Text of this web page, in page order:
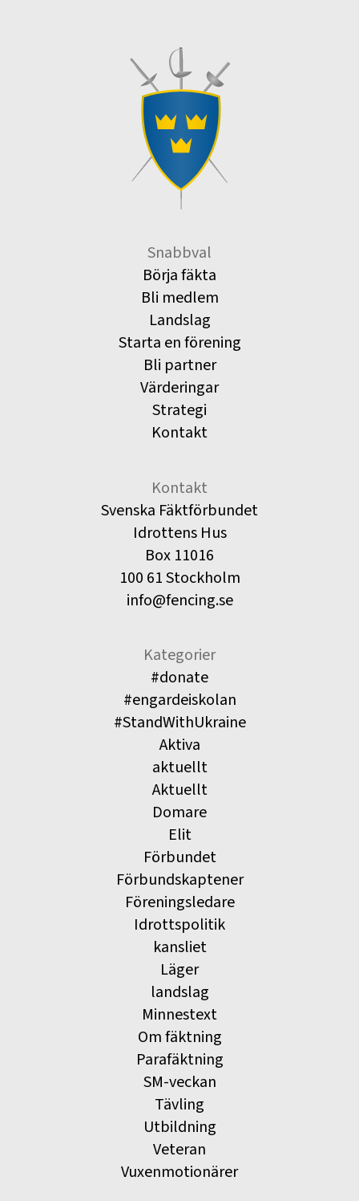
Snabbval
Börja fäkta
Bli medlem
Landslag
Starta en förening
Bli partner
Värderingar
Strategi
Kontakt
Kontakt
Svenska Fäktförbundet
Idrottens Hus
Box 11016
100 61 Stockholm
info@fencing.se
Kategorier
#donate
#engardeiskolan
#StandWithUkraine
Aktiva
aktuellt
Aktuellt
Domare
Elit
Förbundet
Förbundskaptener
Föreningsledare
Idrottspolitik
kansliet
Läger
landslag
Minnestext
Om fäktning
Parafäktning
SM-veckan
Tävling
Utbildning
Veteran
Vuxenmotionärer